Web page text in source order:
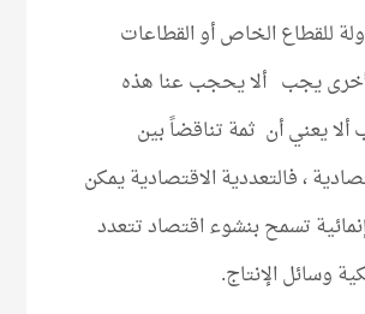
للقطاع الخاص أو القطاعات
يجب ألا يحجب عنا هذه
يعني أن ثمة تناقضاً بين
، فالتعددية الاقتصادية يمكن
إنمائية تسمح بنشوء اقتصاد تتعدد
وسائل الإنتاج.